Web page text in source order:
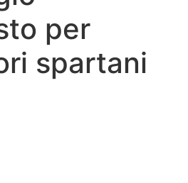
per
spartani